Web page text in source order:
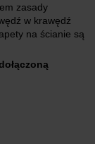
zasady
w krawędź
na ścianie są